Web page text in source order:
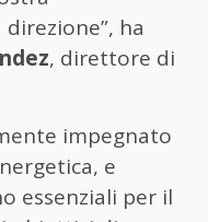
ha
, direttore di
impegnato
e
essenziali per il